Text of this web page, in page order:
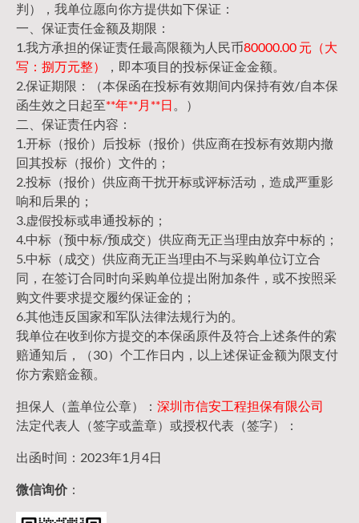
判），我单位愿向你方提供如下保证：
一、保证责任金额及期限：
1.我方承担的保证责任最高限额为人民币80000.00 元（大
写：捌万元整）
，即本项目的投标保证金金额。
2.保证期限：（本保函在投标有效期间内保持有效/自本保
函生效之日起至**年**月**日 。）
二、保证责任内容：
1.开标（报价）后投标（报价）供应商在投标有效期内撤
回其投标（报价）文件的；
2.投标（报价）供应商干扰开标或评标活动，造成严重影
响和后果的；
3.虚假投标或串通投标的；
4.中标（预中标/预成交）供应商无正当理由放弃中标的；
5.中标（成交）供应商无正当理由不与采购单位订立合
同，在签订合同时向采购单位提出附加条件，或不按照采
购文件要求提交履约保证金的；
6.其他违反国家和军队法律法规行为的。
我单位在收到你方提交的本保函原件及符合上述条件的索
赔通知后，（30）个工作日内，以上述保证金额为限支付
你方索赔金额。
担保人（盖单位公章）： 深圳市信安工程担保有限公司
法定代表人（签字或盖章）或授权代表（签字）：
出函时间：2023年1月4日
微信询价：